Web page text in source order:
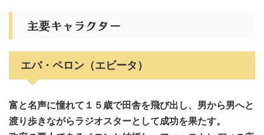
主要キャラクター
エバ・ペロン（エビータ）
富と名声に憧れて１５歳で田舎を飛び出し、 男から男へと
渡り歩きながらラジオスターとして成功を果たす。